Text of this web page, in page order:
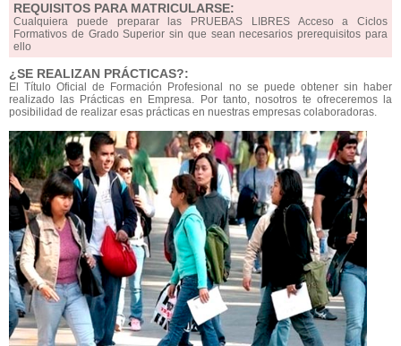
REQUISITOS PARA MATRICULARSE:
Cualquiera puede preparar las PRUEBAS LIBRES Acceso a Ciclos
Formativos de Grado Superior sin que sean necesarios prerequisitos para
ello
¿SE REALIZAN PRÁCTICAS?:
El Título Oficial de Formación Profesional no se puede obtener sin haber
realizado las Prácticas en Empresa. Por tanto, nosotros te ofreceremos la
posibilidad de realizar esas prácticas en nuestras empresas colaboradoras.